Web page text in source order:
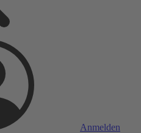
Anmelden